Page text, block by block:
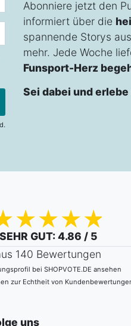
Abonniere jetzt den
informiert über die
spannende Storys
mehr. Jede Woche
Funsport-Herz
Sei dabei und
SEHR GUT: 4.86 / 5
140 Bewertungen
bei SHOPVOTE.DE ansehen
zur Echtheit von
uns